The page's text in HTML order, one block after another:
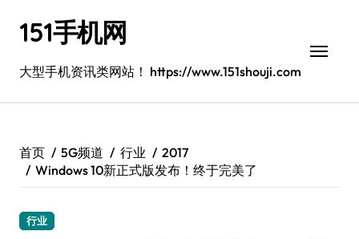
151手机网
大型手机资讯类网站！ https://www.151shouji.com
首页 5G频道 行业
2017
Windows 10新正式版发布！终于完美了
行业